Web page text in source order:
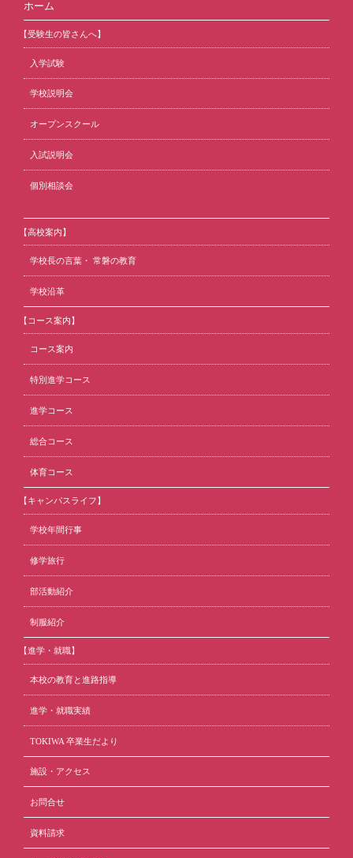
ホーム
【受験生の皆さんへ】
入学試験
学校説明会
オープンスクール
入試説明会
個別相談会
【高校案内】
学校長の言葉・ 常磐の教育
学校沿革
【コース案内】
コース案内
特別進学コース
進学コース
総合コース
体育コース
【キャンパスライフ】
学校年間行事
修学旅行
部活動紹介
制服紹介
【進学・就職】
本校の教育と進路指導
進学・就職実績
TOKIWA 卒業生だより
施設・アクセス
お問合せ
資料請求